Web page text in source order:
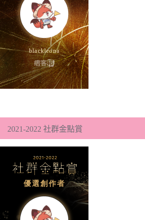
2021-2022 社群金點賞